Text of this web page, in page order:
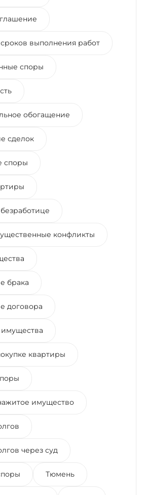
выполнения работ
споры
обогащение
сделок
споры
конфликты
брака
договора
квартиры
имущество
через суд
Тюмень